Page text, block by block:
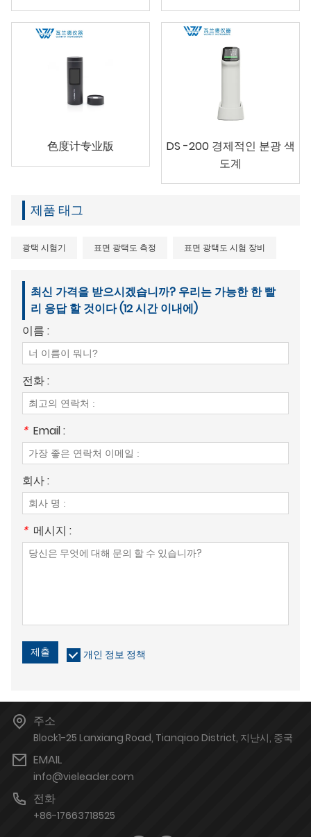
色度计专业版
DS -200 경제적인 분광 색
도계
제품 태그
광택 시험기 표면 광택도 측정 표면 광택도 시험 장비
최신 가격을 받으시겠습니까? 우리는 가능한 한 빨
리 응답 할 것이다 (12 시간 이내에)
이름 :
전화 :
* Email :
회사 :
* 메시지 :
제출 개인 정보 정책
주소
Block1-25 Lanxiang Road, Tianqiao District, 지난시, 중국
EMAIL
info@vieleader.com
전화
+86-17663718525